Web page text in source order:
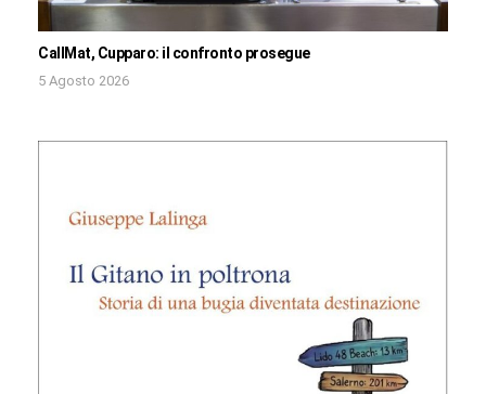
CallMat, Cupparo: il confronto prosegue
5 Agosto 2026